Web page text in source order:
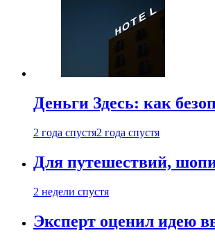
Деньги Здесь: как
2 года спустя2 года спустя
Для путешествий,
2 недели спустя
Эксперт оценил идею